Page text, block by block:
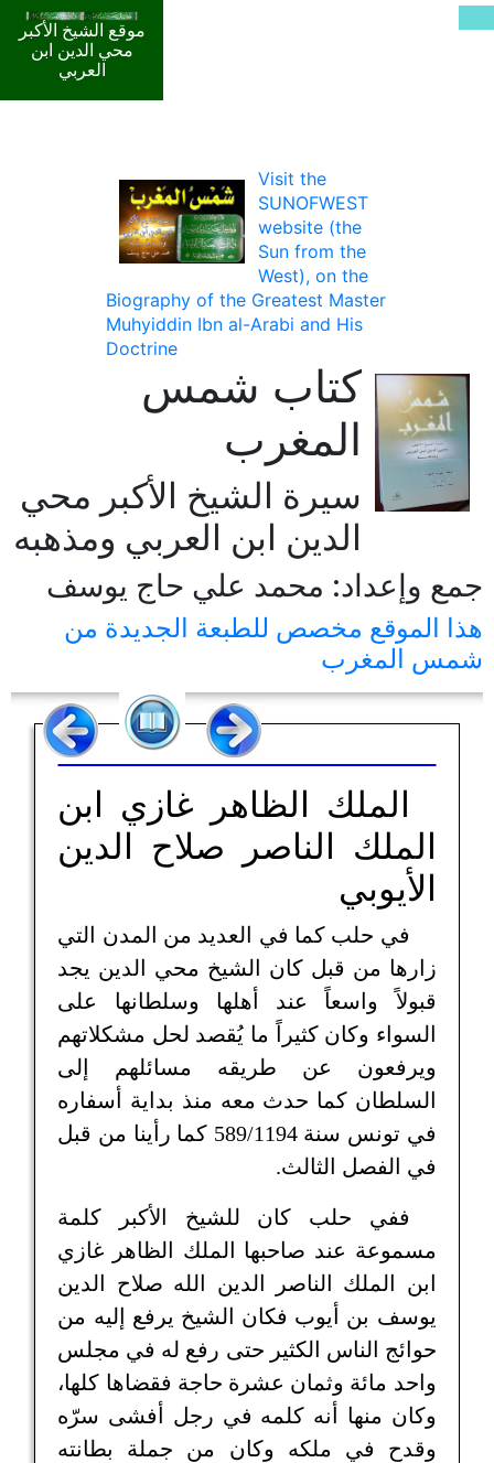
موقع الشيخ الأكبر
محي الدين ابن
العربي
Visit the
SUNOFWEST
website (the
Sun from the
West), on the
Biography of the Greatest Master
Muhyiddin Ibn al-Arabi and His
Doctrine
كتاب شمس
المغرب
سيرة الشيخ الأكبر محي
الدين ابن العربي ومذهبه
جمع وإعداد: محمد علي حاج يوسف
هذا الموقع مخصص للطبعة الجديدة من
شمس المغرب
الملك الظاهر غازي ابن
الملك الناصر صلاح الدين
الأيوبي
في حلب كما في العديد من المدن التي
زارها من قبل كان الشيخ محي الدين يجد
قبولاً واسعاً عند أهلها وسلطانها على
السواء وكان كثيراً ما يُقصد لحل مشكلاتهم
ويرفعون عن طريقه مسائلهم إلى
السلطان كما حدث معه منذ بداية أسفاره
في تونس سنة 589/1194 كما رأينا من قبل
في الفصل الثالث.
ففي حلب كان للشيخ الأكبر كلمة
مسموعة عند صاحبها الملك الظاهر غازي
ابن الملك الناصر الدين الله صلاح الدين
يوسف بن أيوب فكان الشيخ يرفع إليه من
حوائج الناس الكثير حتى رفع له في مجلس
واحد مائة وثمان عشرة حاجة فقضاها كلها،
وكان منها أنه كلمه في رجل أفشى سرّه
وقدح في ملكه وكان من جملة بطانته